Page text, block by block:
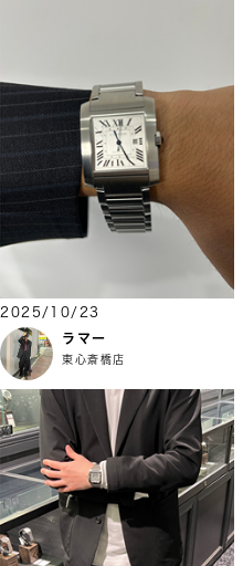
2025/10/23
ラマー
東心斎橋店